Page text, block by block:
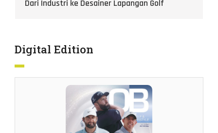
Dari Industri ke Desainer Lapangan Golf
Digital Edition